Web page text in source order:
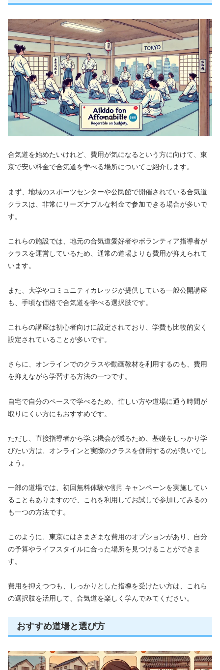
合気道を始めたいけれど、費用が気になるという方に向けて、東
京で安い料金で合気道を学べる場所についてご紹介します。
まず、地域のスポーツセンターや公民館で開催されている合気道
クラスは、非常にリーズナブルな料金で参加できる場合が多いで
す。
これらの施設では、地元の合気道愛好者やボランティア指導者が
クラスを運営しているため、通常の道場よりも費用が抑えられて
います。
また、大学やコミュニティカレッジが提供している一般公開講座
も、手頃な価格で合気道を学べる選択肢です。
これらの講座は初心者向けに設定されており、学費も比較的安く
設定されていることが多いです。
さらに、オンラインでのクラスや動画教材を利用するのも、費用
を抑えながら学習する方法の一つです。
自宅で自分のペースで学べるため、忙しい方や道場に通う時間が
取りにくい方にもおすすめです。
ただし、直接指導者から学ぶ機会が減るため、基礎をしっかり学
びたい方は、オンラインと実際のクラスを併用するのが良いでし
ょう。
一部の道場では、初回無料体験や割引キャンペーンを実施してい
ることもありますので、これを利用してお試しで参加してみるの
も一つの方法です。
このように、東京にはさまざまな費用のオプションがあり、自分
の予算やライフスタイルに合った場所を見つけることができま
す。
費用を抑えつつも、しっかりとした指導を受けたい方は、これら
の選択肢を活用して、合気道を楽しく学んでみてください。
おすすめ道場と選び方